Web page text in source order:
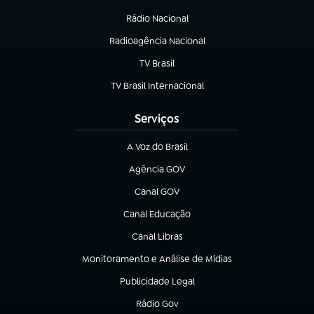
Rádio Nacional
(abre em nova aba)
Radioagência Nacional
(abre em nova aba)
TV Brasil
(abre em nova aba)
TV Brasil Internacional
(abre em nova aba)
Serviços
A Voz do Brasil
(abre em nova aba)
Agência GOV
(abre em nova aba)
Canal GOV
(abre em nova aba)
Canal Educação
(abre em nova aba)
Canal Libras
(abre em nova aba)
Monitoramento e Análise de Mídias
(abre em nova aba)
Publicidade Legal
(abre em nova aba)
Rádio Gov
(abre em nova aba)